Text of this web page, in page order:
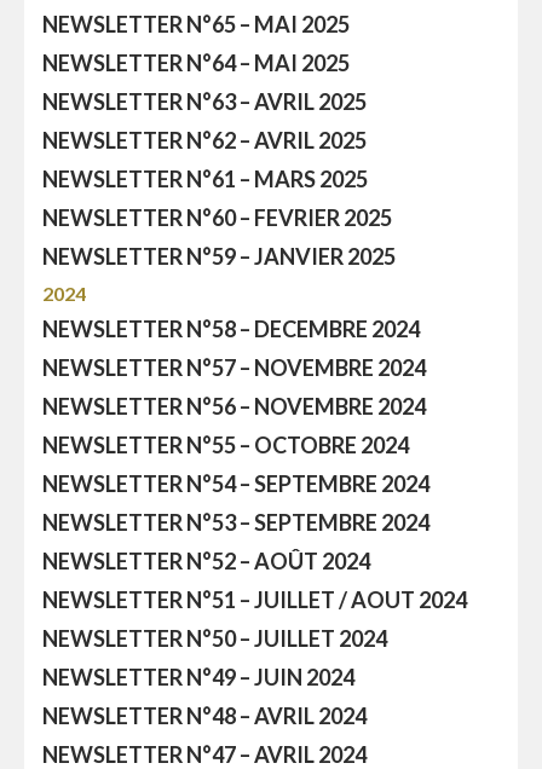
NEWSLETTER N°65 – MAI 2025
NEWSLETTER N°64 – MAI 2025
NEWSLETTER N°63 – AVRIL 2025
NEWSLETTER N°62 – AVRIL 2025
NEWSLETTER N°61 – MARS 2025
NEWSLETTER N°60 – FEVRIER 2025
NEWSLETTER N°59 – JANVIER 2025
2024
NEWSLETTER N°58 – DECEMBRE 2024
NEWSLETTER N°57 – NOVEMBRE 2024
NEWSLETTER N°56 – NOVEMBRE 2024
NEWSLETTER N°55 – OCTOBRE 2024
NEWSLETTER N°54 – SEPTEMBRE 2024
NEWSLETTER N°53 – SEPTEMBRE 2024
NEWSLETTER N°52 – AOÛT 2024
NEWSLETTER N°51 – JUILLET / AOUT 2024
NEWSLETTER N°50 – JUILLET 2024
NEWSLETTER N°49 – JUIN 2024
NEWSLETTER N°48 – AVRIL 2024
NEWSLETTER N°47 – AVRIL 2024